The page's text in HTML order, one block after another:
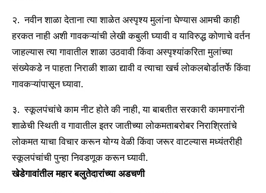
२. नवीन शाळा देताना त्या शाळेत अस्पृश्य मुलांना घेण्यास आमची काही
हरकत नाही अशी गावकऱ्यांची लेखी कबुली घ्यावी व याविरुद्ध कोणाचे वर्तन
जाहल्यास त्या गावातील शाळा उठवावी किंवा अस्पृश्यांकरिता मुलांच्या
संख्येकडे न पाहता निराळी शाळा द्यावी व त्याचा खर्च लोकलबोर्डातर्फे किंवा
गावकऱ्यांपासून घ्यावा.
३. स्कूलपंचांचे काम नीट होते की नाही, या बाबतीत सरकारी कामगारांनी
शाळेची स्थिती व गावातील इतर जातीच्या लोकमताबरोबर निराश्रितांचे
लोकमत याचा विचार करून योग्य वेळी किंवा जरूर वाटल्यास मध्यंतरीही
स्कूलपंचांची पुन्हा निवडणूक करून घ्यावी.
खेडेगावांतील महार बलुतेदारांच्या अडचणी